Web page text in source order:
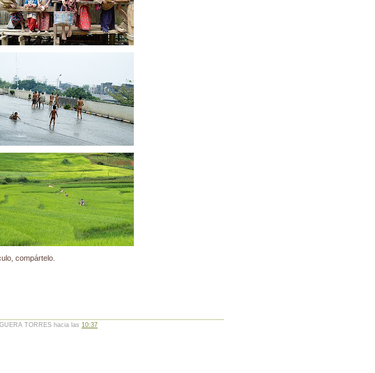
compártelo.
TORRES hacia las 10:37